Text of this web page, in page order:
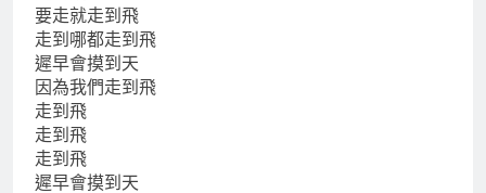
要走就走到飛
走到哪都走到飛
遲早會摸到天
因為我們走到飛
走到飛
走到飛
走到飛
遲早會摸到天